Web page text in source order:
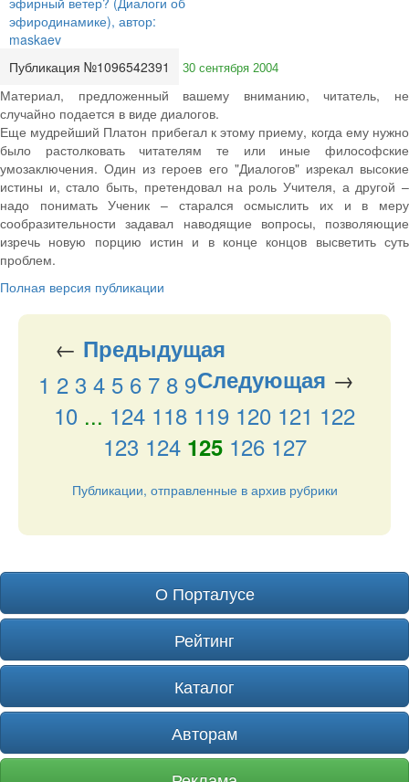
Публикация №1096542391 30 сентября 2004
Материал, предложенный вашему вниманию, читатель, не
случайно подается в виде диалогов.
Еще мудрейший Платон прибегал к этому приему, когда ему нужно
было растолковать читателям те или иные философские
умозаключения. Один из героев его "Диалогов" изрекал высокие
истины и, стало быть, претендовал на роль Учителя, а другой –
надо понимать Ученик – старался осмыслить их и в меру
сообразительности задавал наводящие вопросы, позволяющие
изречь новую порцию истин и в конце концов высветить суть
проблем.
Полная версия публикации
← Предыдущая
Следующая →
1 2 3 4 5 6 7 8 9
10 ... 124 118 119 120 121 122
123 124 125 126 127
Публикации, отправленные в архив рубрики
О Порталусе
Рейтинг
Каталог
Авторам